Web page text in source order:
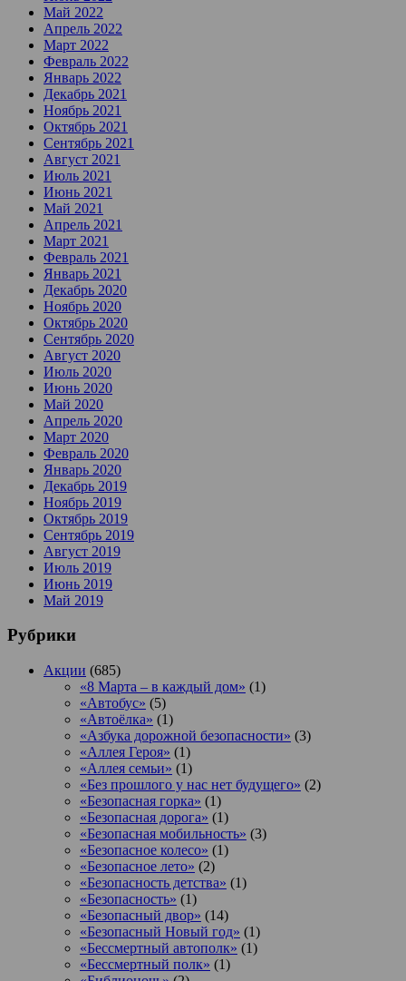
Май 2022
Апрель 2022
Март 2022
Февраль 2022
Январь 2022
Декабрь 2021
Ноябрь 2021
Октябрь 2021
Сентябрь 2021
Август 2021
Июль 2021
Июнь 2021
Май 2021
Апрель 2021
Март 2021
Февраль 2021
Январь 2021
Декабрь 2020
Ноябрь 2020
Октябрь 2020
Сентябрь 2020
Август 2020
Июль 2020
Июнь 2020
Май 2020
Апрель 2020
Март 2020
Февраль 2020
Январь 2020
Декабрь 2019
Ноябрь 2019
Октябрь 2019
Сентябрь 2019
Август 2019
Июль 2019
Июнь 2019
Май 2019
Рубрики
Акции (685)
«8 Марта – в каждый дом» (1)
«Автобус» (5)
«Автоёлка» (1)
«Азбука дорожной безопасности» (3)
«Аллея Героя» (1)
«Аллея семьи» (1)
«Без прошлого у нас нет будущего» (2)
«Безопасная горка» (1)
«Безопасная дорога» (1)
«Безопасная мобильность» (3)
«Безопасное колесо» (1)
«Безопасное лето» (2)
«Безопасность детства» (1)
«Безопасность» (1)
«Безопасный двор» (14)
«Безопасный Новый год» (1)
«Бессмертный автополк» (1)
«Бессмертный полк» (1)